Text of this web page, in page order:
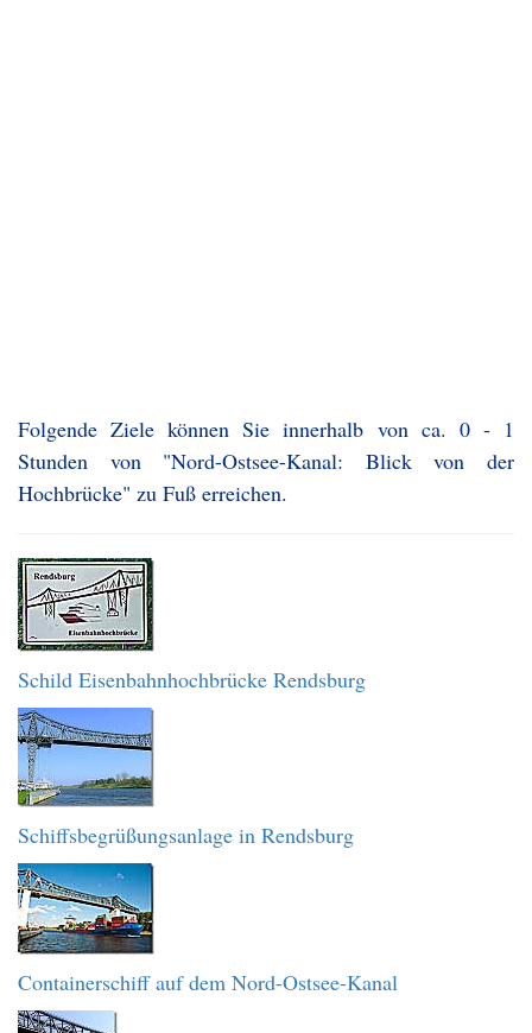
Folgende Ziele können Sie innerhalb von ca. 0 - 1
Stunden von "Nord-Ostsee-Kanal: Blick von der
Hochbrücke" zu Fuß erreichen.
Schild Eisenbahnhochbrücke Rendsburg
Schiffsbegrüßungsanlage in Rendsburg
Containerschiff auf dem Nord-Ostsee-Kanal